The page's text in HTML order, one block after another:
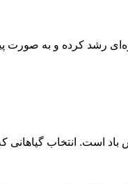
رشد کرده و به صورت
است. انتخاب گیاهانی که